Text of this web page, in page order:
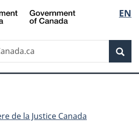
Passer
au
principal
Passer
à
Au
du
Passer
à
version
simplifiée
de
la
EN
de la Justice Canada